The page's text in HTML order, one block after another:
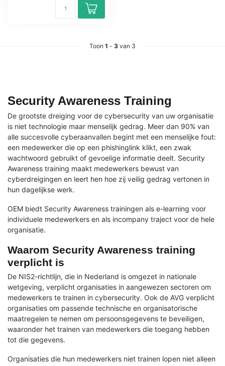
Toon 1 - 3 van 3
Security Awareness Training
De grootste dreiging voor de cybersecurity van uw organisatie
is niet technologie maar menselijk gedrag. Meer dan 90% van
alle succesvolle cyberaanvallen begint met een menselijke fout:
een medewerker die op een phishinglink klikt, een zwak
wachtwoord gebruikt of gevoelige informatie deelt. Security
Awareness training maakt medewerkers bewust van
cyberdreigingen en leert hen hoe zij veilig gedrag vertonen in
hun dagelijkse werk.
OEM biedt Security Awareness trainingen als e-learning voor
individuele medewerkers en als incompany traject voor de hele
organisatie.
Waarom Security Awareness training
verplicht is
De NIS2-richtlijn, die in Nederland is omgezet in nationale
wetgeving, verplicht organisaties in aangewezen sectoren om
medewerkers te trainen in cybersecurity. Ook de AVG verplicht
organisaties om passende technische en organisatorische
maatregelen te nemen om persoonsgegevens te beveiligen,
waaronder het trainen van medewerkers die toegang hebben
tot die gegevens.
Organisaties die hun medewerkers niet trainen lopen niet alleen